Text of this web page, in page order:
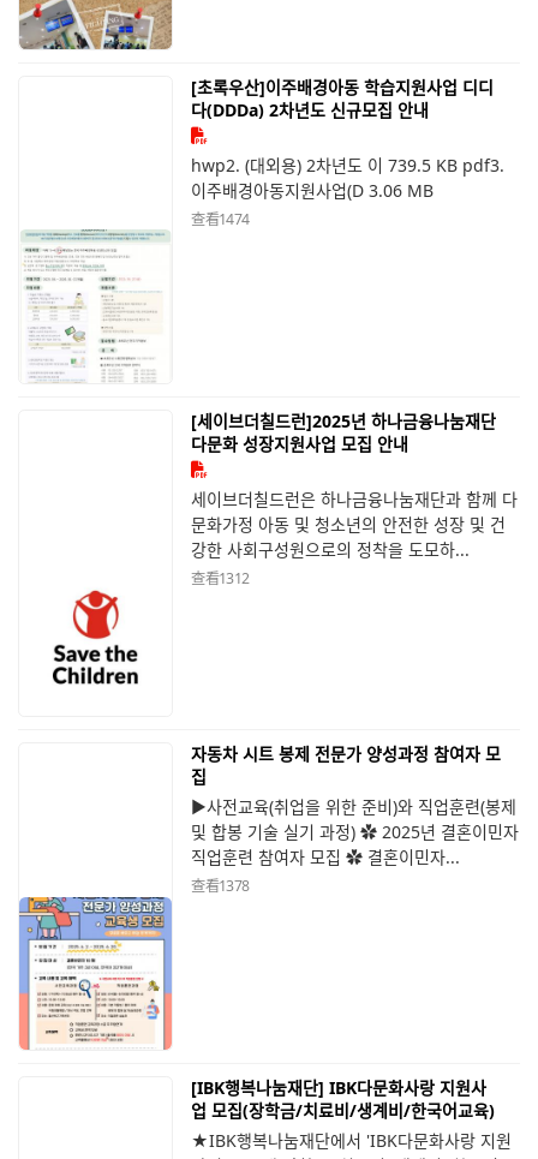
[초록우산]이주배경아동 학습지원사업 디디
다(DDDa) 2차년도 신규모집 안내
hwp2. (대외용) 2차년도 이 739.5 KB pdf3.
이주배경아동지원사업(D 3.06 MB
查看1474
[세이브더칠드런]2025년 하나금융나눔재단
다문화 성장지원사업 모집 안내
세이브더칠드런은 하나금융나눔재단과 함께 다
문화가정 아동 및 청소년의 안전한 성장 및 건
강한 사회구성원으로의 정착을 도모하...
查看1312
자동차 시트 봉제 전문가 양성과정 참여자 모
집
▶사전교육(취업을 위한 준비)와 직업훈련(봉제
및 합봉 기술 실기 과정) ✿ 2025년 결혼이민자
직업훈련 참여자 모집 ✿ 결혼이민자...
查看1378
[IBK행복나눔재단] IBK다문화사랑 지원사
업 모집(장학금/치료비/생계비/한국어교육)
★IBK행복나눔재단에서 'IBK다문화사랑 지원